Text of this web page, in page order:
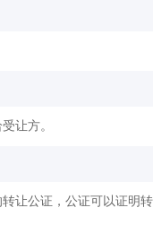
让方。
让公证，公证可以证明